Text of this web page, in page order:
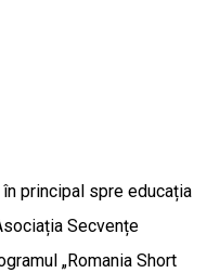
principal spre educația
Secvențe
„Romania Short